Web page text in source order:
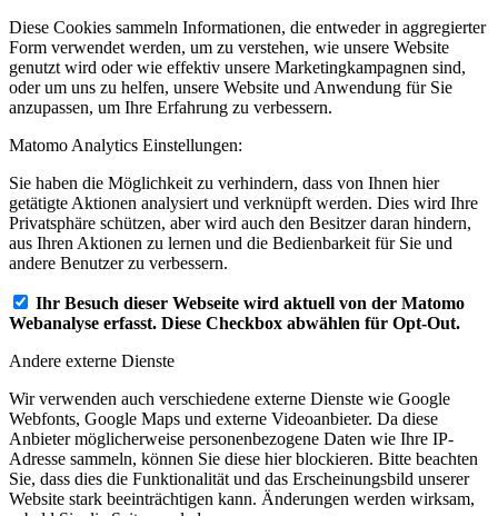
Diese Cookies sammeln Informationen, die entweder in aggregierter
Form verwendet werden, um zu verstehen, wie unsere Website
genutzt wird oder wie effektiv unsere Marketingkampagnen sind,
oder um uns zu helfen, unsere Website und Anwendung für Sie
anzupassen, um Ihre Erfahrung zu verbessern.
Matomo Analytics Einstellungen:
Sie haben die Möglichkeit zu verhindern, dass von Ihnen hier
getätigte Aktionen analysiert und verknüpft werden. Dies wird Ihre
Privatsphäre schützen, aber wird auch den Besitzer daran hindern,
aus Ihren Aktionen zu lernen und die Bedienbarkeit für Sie und
andere Benutzer zu verbessern.
Ihr Besuch dieser Webseite wird aktuell von der Matomo
Webanalyse erfasst. Diese Checkbox abwählen für Opt-Out.
Andere externe Dienste
Wir verwenden auch verschiedene externe Dienste wie Google
Webfonts, Google Maps und externe Videoanbieter. Da diese
Anbieter möglicherweise personenbezogene Daten wie Ihre IP-
Adresse sammeln, können Sie diese hier blockieren. Bitte beachten
Sie, dass dies die Funktionalität und das Erscheinungsbild unserer
Website stark beeinträchtigen kann. Änderungen werden wirksam,